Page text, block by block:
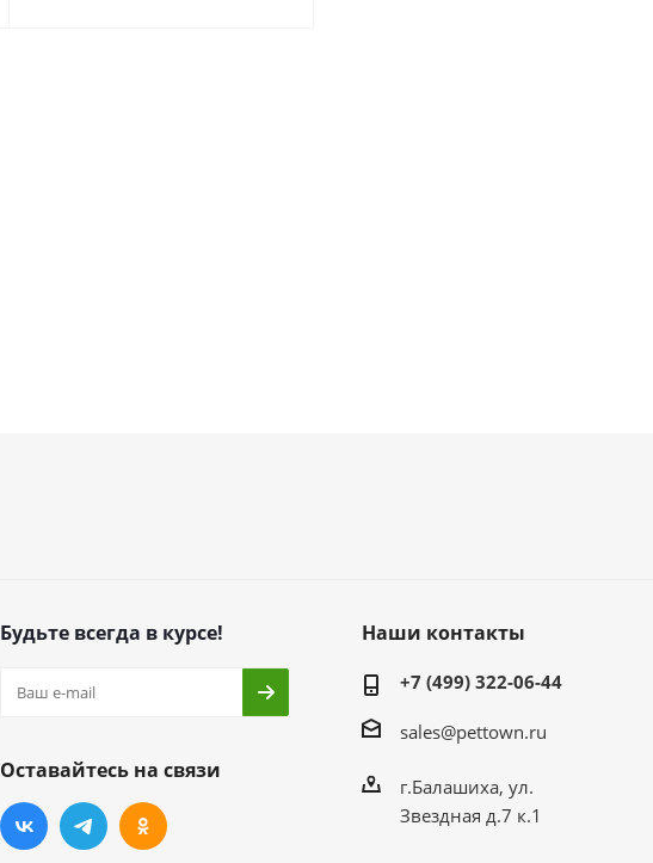
Будьте всегда в курсе!
Оставайтесь на связи
Наши контакты
+7 (499) 322-06-44
sales@pettown.ru
г.Балашиха, ул.
Звездная д.7 к.1